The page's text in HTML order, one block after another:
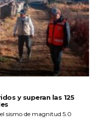
y superan las 125
sismo de magnitud 5.0